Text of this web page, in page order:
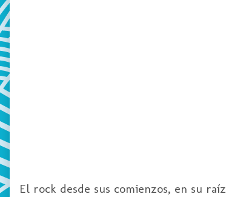
El rock desde sus comienzos, en su raíz